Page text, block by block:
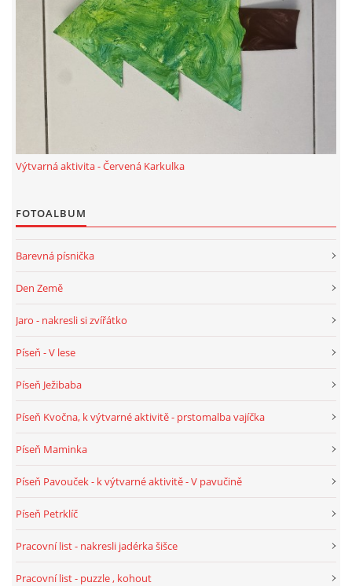
Výtvarná aktivita - Červená Karkulka
FOTOALBUM
Barevná písnička
Den Země
Jaro - nakresli si zvířátko
Píseň - V lese
Píseň Ježibaba
Píseň Kvočna, k výtvarné aktivitě - prstomalba vajíčka
Píseň Maminka
Píseň Pavouček - k výtvarné aktivitě - V pavučině
Píseň Petrklíč
Pracovní list - nakresli jadérka šišce
Pracovní list - puzzle , kohout